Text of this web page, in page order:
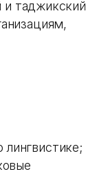
и таджикский
лингвистике;